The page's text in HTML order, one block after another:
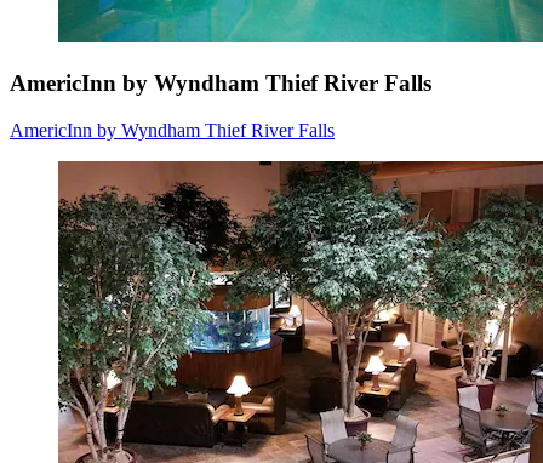
AmericInn by Wyndham Thief River Falls
AmericInn by Wyndham Thief River Falls